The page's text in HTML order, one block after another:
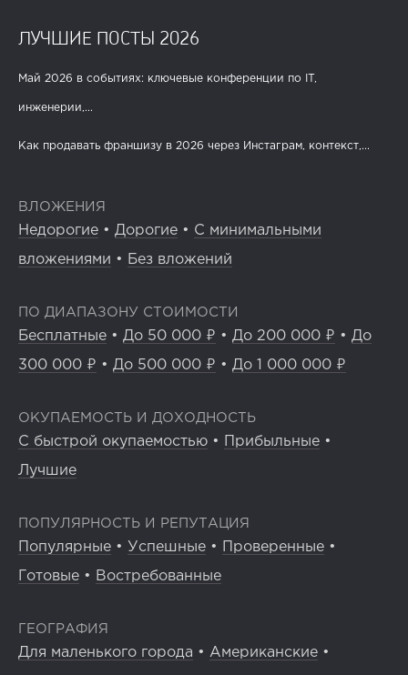
ЛУЧШИЕ ПОСТЫ 2026
Май 2026 в событиях: ключевые конференции по IT,
инженерии,...
Как продавать франшизу в 2026 через Инстаграм, контекст,...
ВЛОЖЕНИЯ
Недорогие • Дорогие • С минимальными
вложениями • Без вложений
ПО ДИАПАЗОНУ СТОИМОСТИ
Бесплатные • До 50 000 ₽ • До 200 000 ₽ • До
300 000 ₽ • До 500 000 ₽ • До 1 000 000 ₽
ОКУПАЕМОСТЬ И ДОХОДНОСТЬ
С быстрой окупаемостью • Прибыльные •
Лучшие
ПОПУЛЯРНОСТЬ И РЕПУТАЦИЯ
Популярные • Успешные • Проверенные •
Готовые • Востребованные
ГЕОГРАФИЯ
Для маленького города • Американские •